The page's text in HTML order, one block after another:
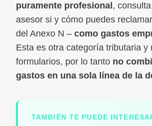
puramente profesional ,
asesor si y cómo puedes
del Anexo N – como gastos
Esta es otra categoría tributaria y
formularios, por lo tanto no
gastos en una sola línea de la
TAMBIÉN TE PUEDE